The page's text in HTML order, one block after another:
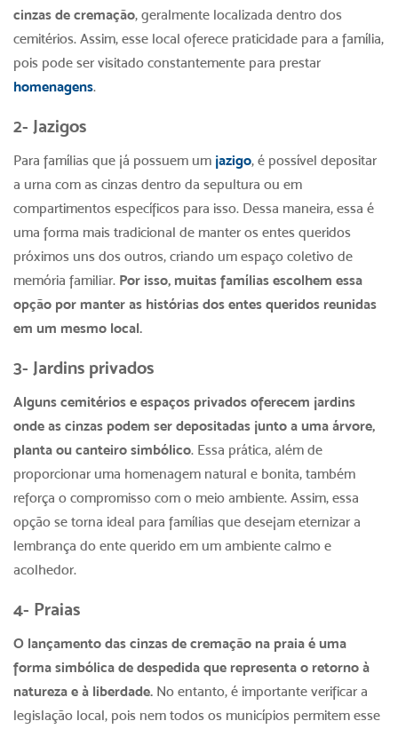
cinzas de cremação, geralmente localizada dentro dos
cemitérios. Assim, esse local oferece praticidade para a família,
pois pode ser visitado constantemente para prestar
homenagens.
2- Jazigos
Para famílias que já possuem um jazigo, é possível depositar
a urna com as cinzas dentro da sepultura ou em
compartimentos específicos para isso. Dessa maneira, essa é
uma forma mais tradicional de manter os entes queridos
próximos uns dos outros, criando um espaço coletivo de
memória familiar. Por isso, muitas famílias escolhem essa
opção por manter as histórias dos entes queridos reunidas
em um mesmo local.
3- Jardins privados
Alguns cemitérios e espaços privados oferecem jardins
onde as cinzas podem ser depositadas junto a uma árvore,
planta ou canteiro simbólico. Essa prática, além de
proporcionar uma homenagem natural e bonita, também
reforça o compromisso com o meio ambiente. Assim, essa
opção se torna ideal para famílias que desejam eternizar a
lembrança do ente querido em um ambiente calmo e
acolhedor.
4- Praias
O lançamento das cinzas de cremação na praia é uma
forma simbólica de despedida que representa o retorno à
natureza e à liberdade. No entanto, é importante verificar a
legislação local, pois nem todos os municípios permitem esse